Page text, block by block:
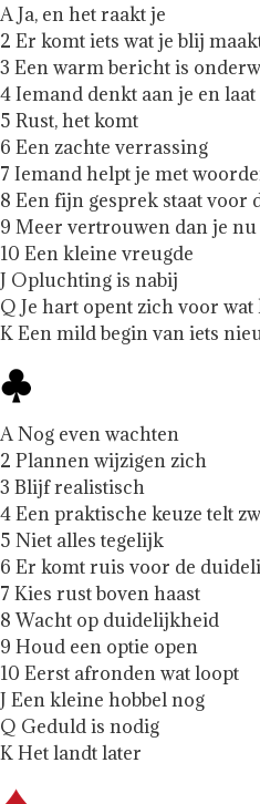
A Ja, en het raakt je
2 Er komt iets wat je blij
3 Een warm bericht is
4 Iemand denkt aan je en
5 Rust, het komt
6 Een zachte verrassing
7 Iemand helpt je met
8 Een fijn gesprek staat voor
9 Meer vertrouwen dan je nu
10 Een kleine vreugde
J Opluchting is nabij
Q Je hart opent zich voor wat
K Een mild begin van iets
A Nog even wachten
2 Plannen wijzigen zich
3 Blijf realistisch
4 Een praktische keuze telt
5 Niet alles tegelijk
6 Er komt ruis voor de
7 Kies rust boven haast
8 Wacht op duidelijkheid
9 Houd een optie open
10 Eerst afronden wat loopt
J Een kleine hobbel nog
Q Geduld is nodig
K Het landt later